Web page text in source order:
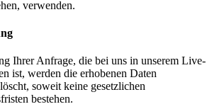
verwenden.
Ihrer Anfrage, die bei uns in unserem Live-
ist, werden die erhobenen Daten
soweit keine gesetzlichen
bestehen.